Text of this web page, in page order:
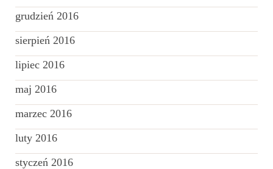
grudzień 2016
sierpień 2016
lipiec 2016
maj 2016
marzec 2016
luty 2016
styczeń 2016